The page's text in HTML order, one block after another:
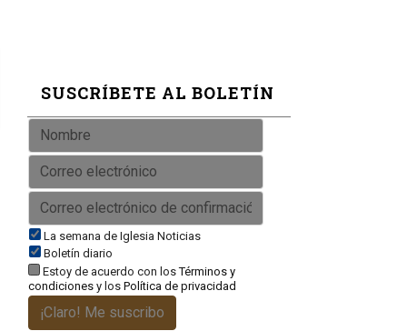
SUSCRÍBETE AL BOLETÍN
La semana de Iglesia Noticias
Boletín diario
Estoy de acuerdo con losTérminos y
condiciones y los Política de privacidad
¡Claro! Me suscribo